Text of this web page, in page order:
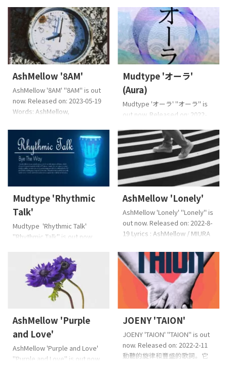
out now. Released on: 2024-1-
19 Lyrics: Osier, Sensu
PlanetMusic: Sensu
PlanetArrange: Sensu Planet
& The Howling Fish EAN:
4573529370566 About the
飛船中一個人的情歌。靈魂,搖
滾,嘻哈,爵士樂..我跪在根上,聽
起來懷舊的聲音比正常熱量略
高。希望您喜歡微妙而深情的
hazelmusicMusic: 澄野杏
Arrange: 水野晴丸 EAN:
4573529370504 About the
Music Toki-Meki是一首從時鐘
（時間）膨脹的歌曲當我與重
要人物共度時光時,我想像一種
感覺,以至於我認為“我已經一起
走到這裡”。當然,這是一首對那
些聽這首歌的人很重要的歌曲,
有一天我在大舞台上唱歌時,我
（S ...
AshMellow '8AM'
AshMellow '8AM' "8AM" is out
now. Released on: 2023-05-19
Words: AshMellow,
hazelmusicArrange:
KUSUKAWA Shouhei EAN:
4573529370429 About the
Music 這是90年代R&B Taste的
作品。歌詞上寫著:“即使遇到某
人,如果您認為自己是這個人,即
使您要前進,也畢竟不能擺脫過
去,如果您再次感到相同,您會停
下來迷路。最後,一個人很 ...
Mudtype 'オーラ'
(Aura)
Mudtype 'オーラ' "オーラ" is
out now. Released on: 2022-
Mudtype 每個人都有獨特的特
徵,例如個性和優勢。換句話說,
全人類都是天才。夜晚美麗的
男人和女人認為他們很可能會
在海灘一側暮色,並且他們在
Dapops上著陸一點而不習慣它,
這是一種魅力。但是,由您決定
將其作為破折號或獨創性。大
約一百個流行音樂無法顯示這
種失真,您將在朦朧的世界觀中
並入睡。在壓倒性的獨特性之
前,我懷疑常識。 ...
Mudtype 'Rhythmic
Talk'
Mudtype 'Rhythmic Talk'
"Rhythmic Talk" is out now.
物和自然的器樂形象,以自己的
節奏編織一首歌,就好像他們在
說話一樣。電子音樂。 Music :
Mudtype ©2022 TF
CreativeWorks℗2022 TF
CreativeWorks Apple音
樂,Spotify,YouTube音
樂,Amazon音樂和其他主要音
效） Streaming Download ...
AshMellow 'Lonely'
AshMellow 'Lonely' "Lonely" is
out now. Released on: 2022-8-
19 Lyrics : AshMellow / MIURA
The Way / MIURA
SeijiArrangement : Bye The
Way / MIURA Seiji ©2022 TF
CreativeWorks℗2022 TF
CreativeWorks 歌詞來自這裡
（日語） Apple音
樂,Spotify,You ...
AshMellow 'Purple
and Love'
AshMellow 'Purple and Love'
"Purple and Love" is out now.
JOENY 'TAION'
JOENY 'TAION' "TAION" is out
now. Released on: 2022-2-11
動聽的旋律和豐盛的歌詞。它